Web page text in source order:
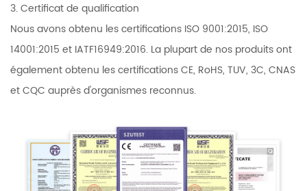
3. Certificat de qualification
Nous avons obtenu les certifications ISO 9001:2015, ISO
14001:2015 et IATF16949:2016. La plupart de nos produits ont
également obtenu les certifications CE, RoHS, TUV, 3C, CNAS
et CQC auprès d'organismes reconnus.